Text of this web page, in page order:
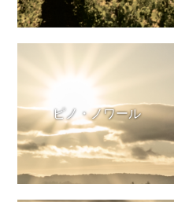
ピノ・ノワール